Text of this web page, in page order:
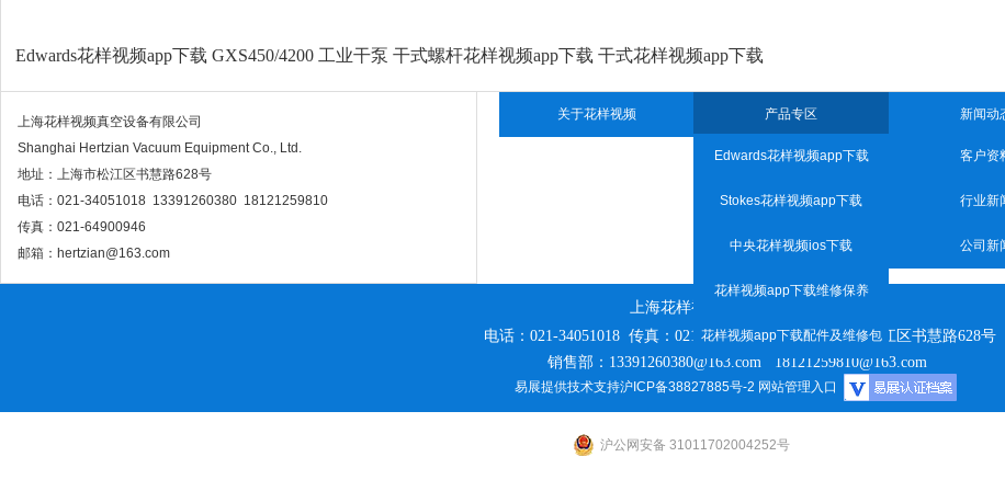
Edwards花样视频app下载 GXS450/4200 工业干泵 干式螺杆花样视频app下载 干式花样视频app下载
上海花样视频真空设备有限公司
Shanghai Hertzian Vacuum Equipment Co., Ltd.
地址：上海市松江区书慧路628号
电话：021-34051018 13391260380 18121259810
传真：021-64900946
邮箱：hertzian@163.com
关于花样视频 产品专区
Edwards花样视频app下载
Stokes花样视频app下载
中央花样视频ios下载
花样视频app下载维修保养
花样视频app下载配件及维修包
新闻动
客户资
行业新
公司新
上海花样视频真空设备有限公司
电话：021-34051018 传真：021-64900946 地址：上海市松江区书慧路628号
销售部：13391260380@163.com 18121259810@163.com
易展提供技术支持沪ICP备38827885号-2 网站管理入口
沪公网安备 31011702004252号